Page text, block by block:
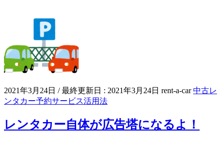
2021年3月24日 / 最終更新日 : 2021年3月24日 rent-a-car 中古レ
ンタカー予約サービス活用法
レンタカー自体が広告塔になるよ！